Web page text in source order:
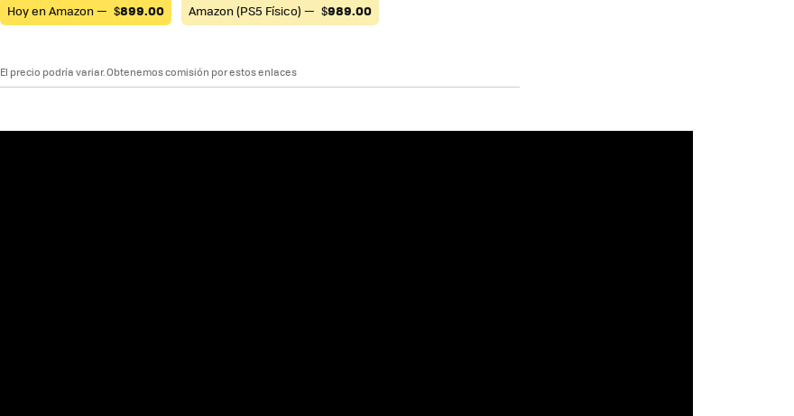
Hoy en Amazon — $899.00 Amazon (PS5 Físico) — $989.00
El precio podría variar. Obtenemos comisión por estos enlaces